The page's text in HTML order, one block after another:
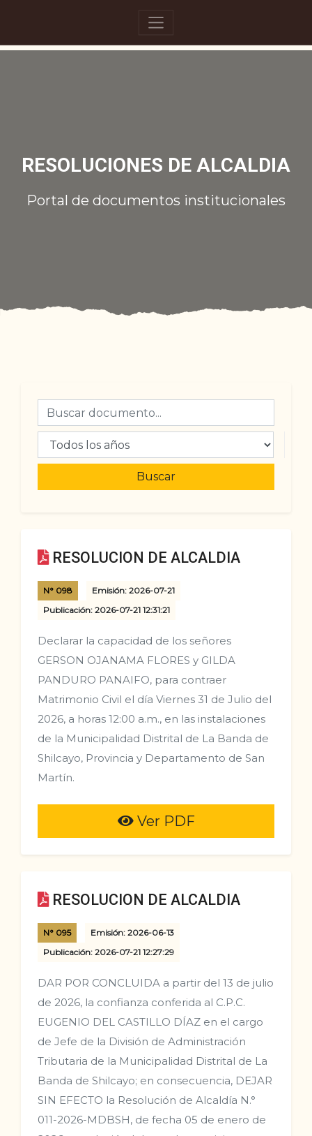
RESOLUCIONES DE ALCALDIA
Portal de documentos institucionales
Buscar
RESOLUCION DE ALCALDIA
N° 098
Emisión: 2026-07-21
Publicación: 2026-07-21 12:31:21
Declarar la capacidad de los señores
GERSON OJANAMA FLORES y GILDA
PANDURO PANAIFO, para contraer
Matrimonio Civil el día Viernes 31 de Julio del
2026, a horas 12:00 a.m., en las instalaciones
de la Municipalidad Distrital de La Banda de
Shilcayo, Provincia y Departamento de San
Martín.
Ver PDF
RESOLUCION DE ALCALDIA
N° 095
Emisión: 2026-06-13
Publicación: 2026-07-21 12:27:29
DAR POR CONCLUIDA a partir del 13 de julio
de 2026, la confianza conferida al C.P.C.
EUGENIO DEL CASTILLO DÍAZ en el cargo
de Jefe de la División de Administración
Tributaria de la Municipalidad Distrital de La
Banda de Shilcayo; en consecuencia, DEJAR
SIN EFECTO la Resolución de Alcaldía N.°
011-2026-MDBSH, de fecha 05 de enero de